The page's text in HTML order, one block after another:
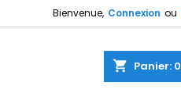
Bienvenue, Connexion ou
shopping_cart Panier: 0